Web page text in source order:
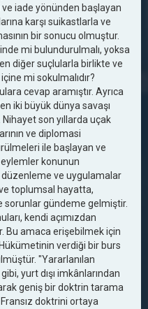
iade yönünden başlayan
karşı suikastlarla ve
bir sonucu olmuştur.
mi bulundurulmalı, yoksa
diğer suçlularla birlikte ve
mi sokulmalıdır?
cevap aramıştır. Ayrıca
iki büyük dünya savaşı
son yıllarda uçak
ve diplomasi
ile başlayan ve
konunun
ve uygulamalar
toplumsal hayatta,
sorunlar gündeme gelmiştir.
kendi açımızdan
Bu amaca erişebilmek için
verdiği bir burs
"Yararlanılan
yurt dışı imkânlarından
geniş bir doktrin tarama
Fransız doktrini ortaya